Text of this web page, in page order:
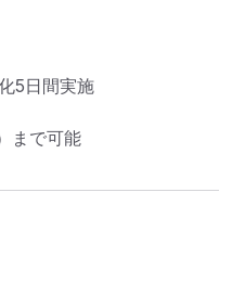
5日間実施
まで可能